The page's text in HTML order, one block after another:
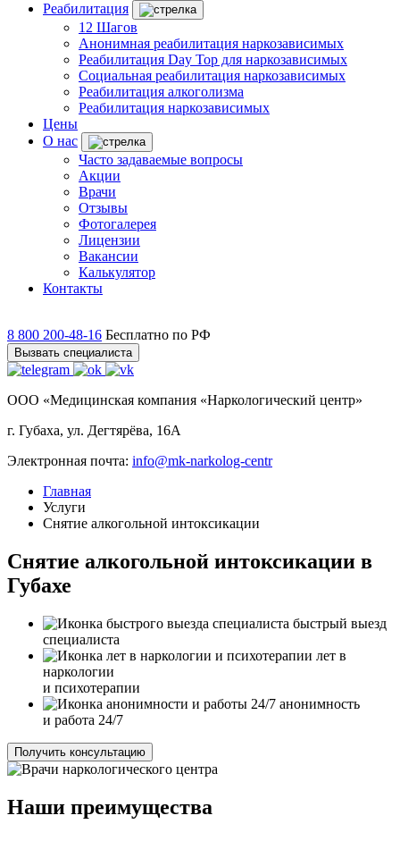
Реабилитация
12 Шагов
Анонимная реабилитация наркозависимых
Реабилитация Day Top для наркозависимых
Социальная реабилитация наркозависимых
Реабилитация алкоголизма
Реабилитация наркозависимых
Цены
О нас
Часто задаваемые вопросы
Акции
Врачи
Отзывы
Фотогалерея
Лицензии
Вакансии
Калькулятор
Контакты
8 800 200-48-16 Бесплатно по РФ
Вызвать специалиста
ООО «Медицинская компания «Наркологический центр»
г. Губаха, ул. Дегтярёва, 16А
Электронная почта: info@mk-narkolog-centr
Главная
Услуги
Снятие алкогольной интоксикации
Снятие алкогольной интоксикации в
Губахе
быстрый выезд
специалиста
лет в
наркологии
и психотерапии
анонимность
и работа 24/7
Получить консультацию
Наши преимущества